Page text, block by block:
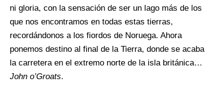
ni gloria, con la sensación de ser un lago más de los
que nos encontramos en todas estas tierras,
recordándonos a los fiordos de Noruega. Ahora
ponemos destino al final de la Tierra, donde se acaba
la carretera en el extremo norte de la isla británica…
John o’Groats.